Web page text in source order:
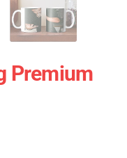
Premium